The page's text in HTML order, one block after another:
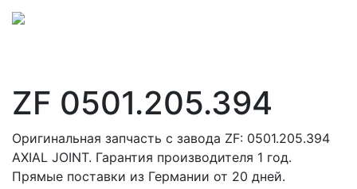
ZF 0501.205.394
Оригинальная запчасть с завода ZF: 0501.205.394
AXIAL JOINT. Гарантия производителя 1 год.
Прямые поставки из Германии от 20 дней.